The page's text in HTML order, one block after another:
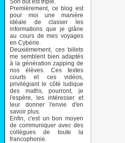
Son but est triple.
Premièrement, ce blog est
pour moi une manière
idéale de classer les
informations que je glâne
au cours de mes voyages
en Cybérie.
Deuxièmement, ces billets
me semblent bien adaptés
à la génération zapping de
nos élèves. Ces textes
courts et ces vidéos,
privilégiant le côté ludique
des maths, pourront, je
l'espère, les intéresser et
leur donner l'envie d'en
savoir plus.
Enfin, c'est un bon moyen
de communiquer avec des
collègues de toute la
francophonie.